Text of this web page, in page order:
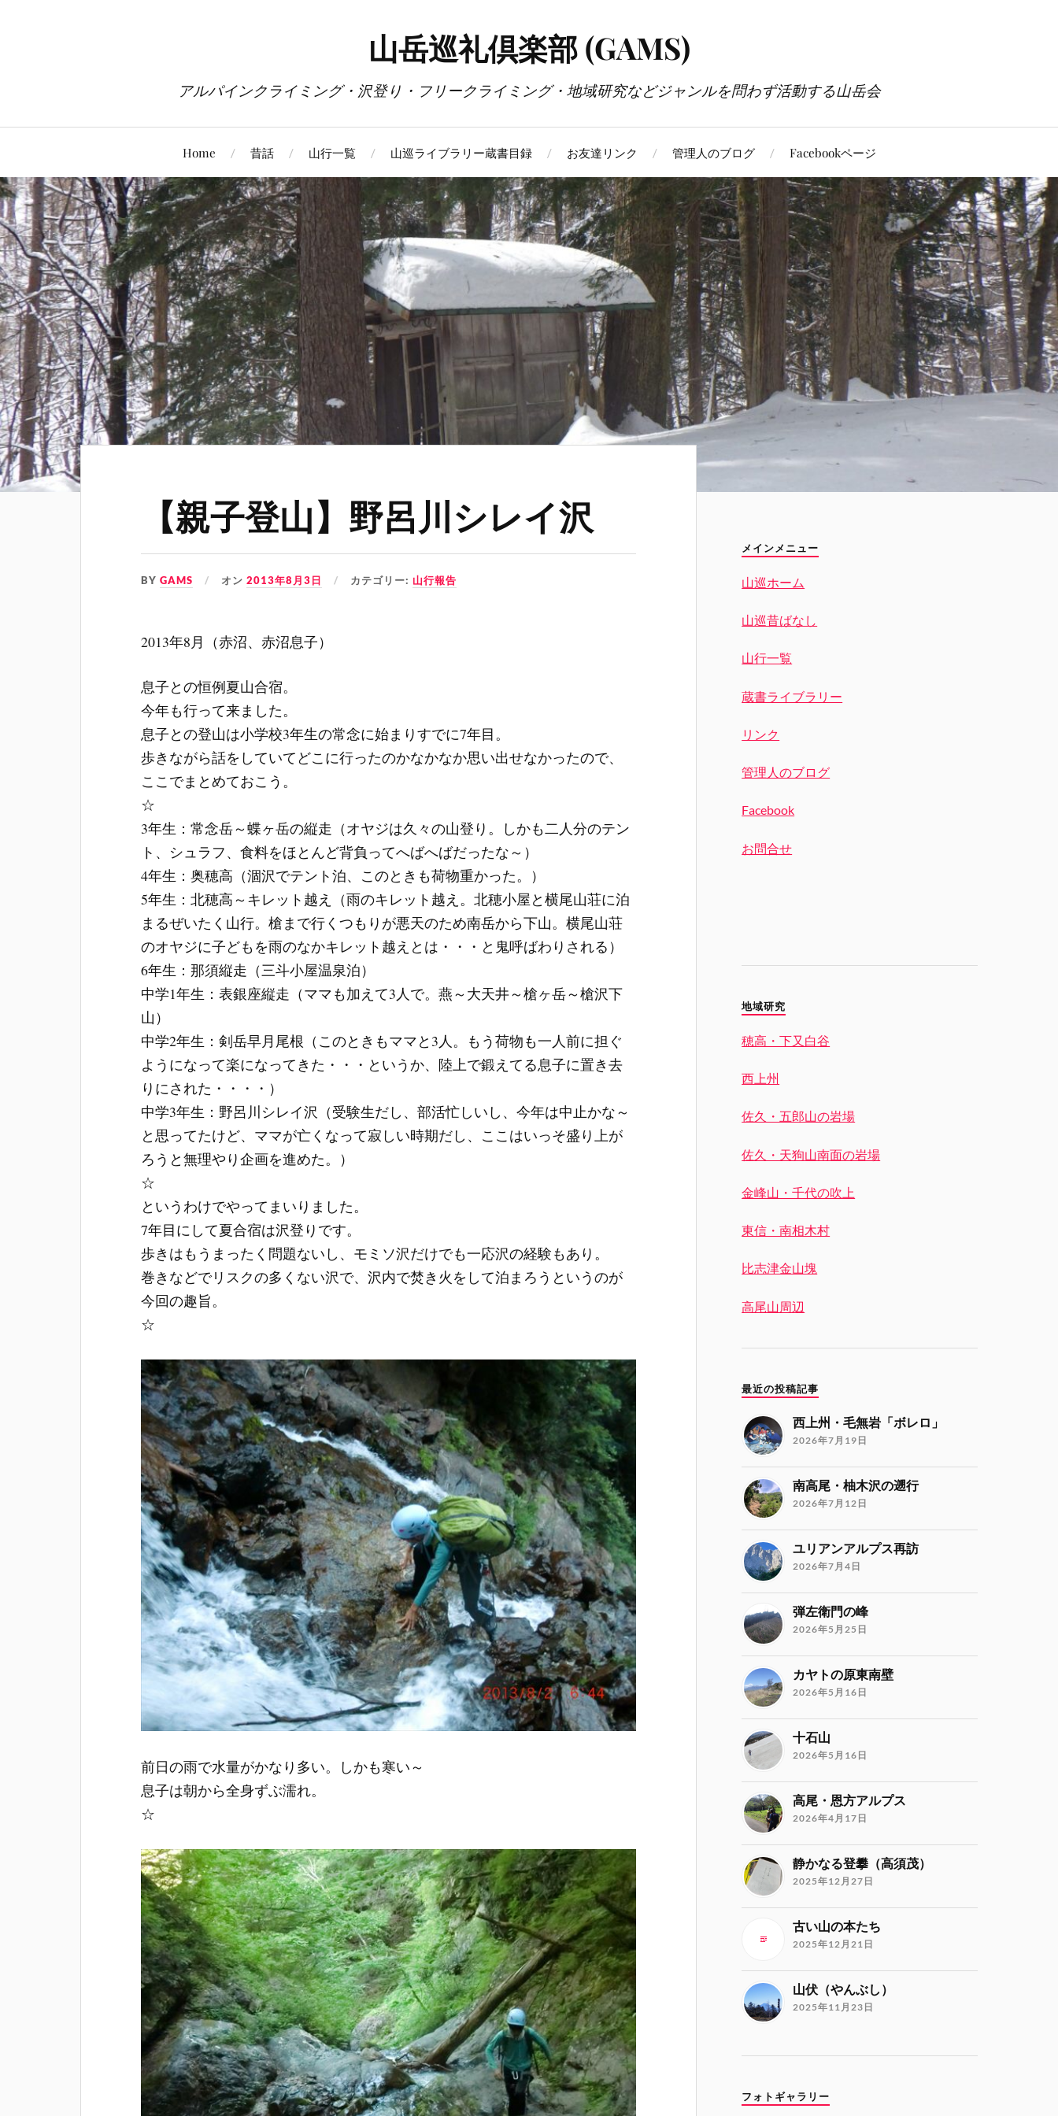
山岳巡礼倶楽部 (GAMS)
アルパインクライミング・沢登り・フリークライミング・地域研究などジャンルを問わず活動する山岳会
Home 昔話 山行一覧 山巡ライブラリー蔵書目録 お友達リンク 管理人のブログ Facebookページ
【親子登山】野呂川シレイ沢
BYGAMS オン2013年8月3日 カテゴリー: 山行報告
2013年8月（赤沼、赤沼息子）
息子との恒例夏山合宿。
今年も行って来ました。
息子との登山は小学校3年生の常念に始まりすでに7年目。
歩きながら話をしていてどこに行ったのかなかなか思い出せなかったので、
ここでまとめておこう。
☆
3年生：常念岳～蝶ヶ岳の縦走（オヤジは久々の山登り。しかも二人分のテン
ト、シュラフ、食料をほとんど背負ってへばへばだったな～）
4年生：奥穂高（涸沢でテント泊、このときも荷物重かった。）
5年生：北穂高～キレット越え（雨のキレット越え。北穂小屋と横尾山荘に泊
まるぜいたく山行。槍まで行くつもりが悪天のため南岳から下山。横尾山荘
のオヤジに子どもを雨のなかキレット越えとは・・・と鬼呼ばわりされる）
6年生：那須縦走（三斗小屋温泉泊）
中学1年生：表銀座縦走（ママも加えて3人で。燕～大天井～槍ヶ岳～槍沢下
山）
中学2年生：剣岳早月尾根（このときもママと3人。もう荷物も一人前に担ぐ
ようになって楽になってきた・・・というか、陸上で鍛えてる息子に置き去
りにされた・・・・）
中学3年生：野呂川シレイ沢（受験生だし、部活忙しいし、今年は中止かな～
と思ってたけど、ママが亡くなって寂しい時期だし、ここはいっそ盛り上が
ろうと無理やり企画を進めた。）
☆
というわけでやってまいりました。
7年目にして夏合宿は沢登りです。
歩きはもうまったく問題ないし、モミソ沢だけでも一応沢の経験もあり。
巻きなどでリスクの多くない沢で、沢内で焚き火をして泊まろうというのが
今回の趣旨。
☆
前日の雨で水量がかなり多い。しかも寒い～
息子は朝から全身ずぶ濡れ。
☆
メインメニュー
山巡ホーム
山巡昔ばなし
山行一覧
蔵書ライブラリー
リンク
管理人のブログ
Facebook
お問合せ
地域研究
穂高・下又白谷
西上州
佐久・五郎山の岩場
佐久・天狗山南面の岩場
金峰山・千代の吹上
東信・南相木村
比志津金山塊
高尾山周辺
最近の投稿記事
西上州・毛無岩「ボレロ」
2026年7月19日
南高尾・柚木沢の遡行
2026年7月12日
ユリアンアルプス再訪
2026年7月4日
弾左衛門の峰
2026年5月25日
カヤトの原東南壁
2026年5月16日
十石山
2026年5月16日
高尾・恩方アルプス
2026年4月17日
静かなる登攀（高須茂）
2025年12月27日
古い山の本たち
2025年12月21日
山伏（やんぶし）
2025年11月23日
フォトギャラリー